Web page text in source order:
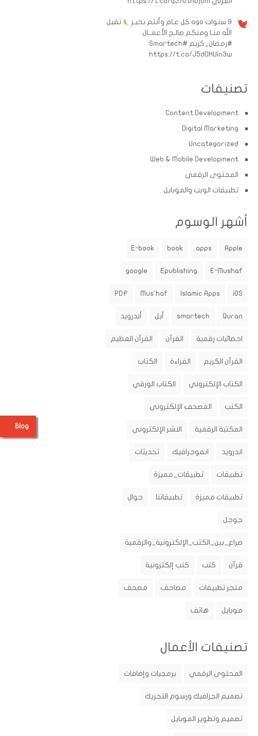
9 سنوات ago كل عـام وأنتم بخيـر
تقبل
الله منـا ومنكم صالـح الأعمــال
#رمضان_كريم #Smartech
https://t.co/J5d0HUin3w
تصنيفات
Content Development
Digital Marketing
Uncategorized
Web & Mobile Development
المحتوى الرقمي
تطبيقات الويب والموبايل
أشهر الوسوم
Apple
apps
book
E-book
E-Mushaf
Epublishing
google
iOS
Islamic Apps
Mus'haf
PDF
Quran
smartech أبل أندرويد
احصائيات رقمية القرآن القرآن العظيم
القرآن الكريم القراءة الكتاب
الكتاب الإلكتروني الكتاب الورقي
الكتب المصحف الإلكتروني
المكتبة الرقمية النشر الإلكتروني
اندرويد انفوجرافيك تحديثات
تطبيقات تطبيقات_مميزة
تطبيقات مميزة تطبيقاتنا جوال
جوجل
صراع_بين_الكتب_الإلكترونية_والرقمية
قرآن كتب كتب إلكترونية
متجر تطبيقات مصاحف مصحف
موبايل هاتف
تصنيفات الأعمال
المحتوى الرقمي برمجيات وإضافات
تصميم الجرافيك ورسوم التحريك
تصميم وتطوير الموبايل
Blog